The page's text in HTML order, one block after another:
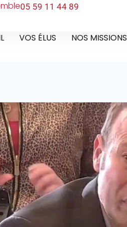
05 59 11 44 89
VOS ÉLUS NOS MISSIONS